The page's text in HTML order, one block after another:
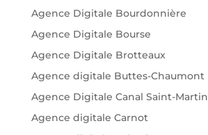
Agence Digitale Bourdonnière
Agence Digitale Bourse
Agence Digitale Brotteaux
Agence digitale Buttes-Chaumont
Agence Digitale Canal Saint-Martin
Agence digitale Carnot